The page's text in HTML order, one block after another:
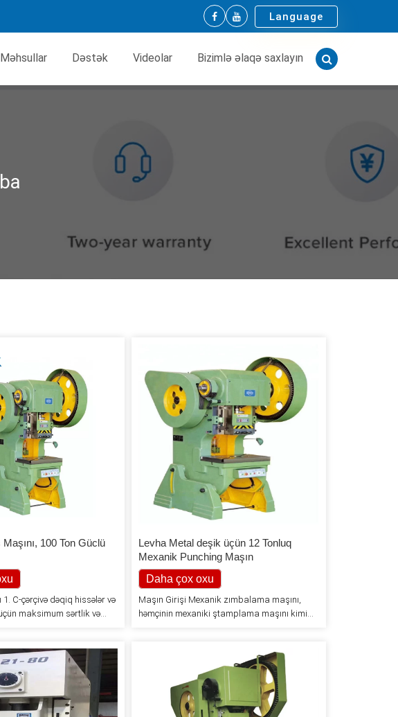
Language
Məhsullar Dəstək Videolar Bizimlə əlaqə saxlayın
100 Ton Güclü
1. C-çərçivə dəqiq hissələr və
maksimum sərtlik və
Kompakt. Qalın lövhələr
sizə tələbkar tətbiqiniz
platformanı təmin edir.
üçün vibrasiyanı aradan
çərçivəsi…
Levha Metal deşik üçün 12 Tonluq
Mexanik Punching Maşın
Daha çox oxu
Maşın Girişi Mexanik zımbalama maşını,
həmçinin mexaniki ştamplama maşını kimi
tərəfindən təmin edilən sıxılmış havadan
istifadə edir, mili aşağıya doğru hərəkət
etdirmək üçün pistonu milin üzərinə sürür və
bu, impuls yaradır, sonra isə iş parçası...